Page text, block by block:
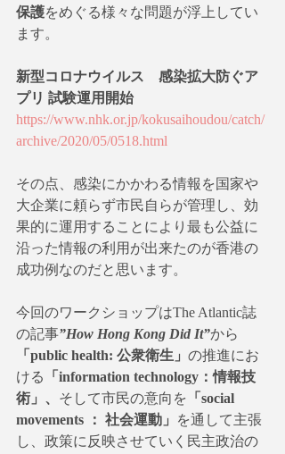
保護をめぐる様々な問題が浮上してい
ます。
新型コロナウイルス　感染拡大防ぐア
プリ 試験運用開始
https://www.nhk.or.jp/kokusaihoudou/catch/
archive/2020/05/0518.html
その点、感染にかかわる情報を国家や
大企業に頼らず市民自らが管理し、効
果的に運用することにより最も公益に
沿った情報の利用が出来たのが香港の
成功例なのだと思います。
今回のワークショップはThe Atlantic誌
の記事”How Hong Kong Did It”から
「public health: 公衆衛生」 の推進にお
ける
「information technology：情報技
術」、 そして市民の意向を
「social
movements ： 社会運動」
を通して主張
し、政策に反映させていく民主政治の